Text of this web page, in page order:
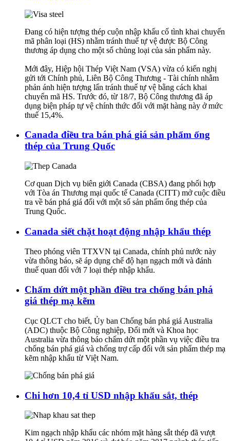
Đang có hiện tượng thép cuộn nhập khẩu cố tình khai chuyển
mã phân loại (HS) nhằm tránh thuế tự vệ được Bộ Công
thương áp dụng cho một số chủng loại của sản phẩm này.
Mới đây, Hiệp hội Thép Việt Nam (VSA) vừa có kiến nghị
gửi tới Chính phủ, Liên Bộ Công Thương - Tài chính nhằm
phản ánh hiện tượng lẩn tránh thuế tự vệ bằng cách khai
chuyển mã HS. Trước đó, từ 18/7, Bộ Công thương đã áp
dụng biện pháp tự vệ chính thức đối với mặt hàng này ở mức
thuế 15,4%.
Canada điều tra bán phá giá sản phẩm ống
thép của Trung Quốc
Cơ quan Dịch vụ biên giới Canada (CBSA) đang phối hợp
với Tòa án Thương mại quốc tế Canada (CITT) mở cuộc điều
tra về bán phá giá đối với một số sản phẩm ống thép của
Trung Quốc.
Canada siết chặt hoạt động nhập khẩu thép
Theo phóng viên TTXVN tại Canada, chính phủ nước này
vừa thông báo, sẽ áp dụng chế độ hạn ngạch mới và đánh
thuế quan đối với 7 loại thép nhập khẩu.
Chấm dứt một phần điều tra chống bán phá
giá thép mạ kẽm
Cục QLCT cho biết, Ủy ban Chống bán phá giá Australia
(ADC) thuộc Bộ Công nghiệp, Đổi mới và Khoa học
Australia vừa thông báo chấm dứt một phần vụ việc điều tra
chống bán phá giá và chống trợ cấp đối với sản phẩm thép mạ
kẽm nhập khẩu từ Việt Nam.
Chi hơn 10,4 tỉ USD nhập khẩu sắt, thép
Kim ngạch nhập khẩu các nhóm mặt hàng sắt thép đã vượt